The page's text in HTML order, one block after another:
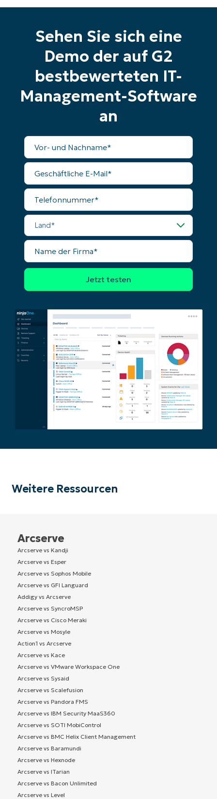
Sehen Sie sich eine
Demo der auf G2
bestbewerteten IT-
Management-Software
an
Vollständiger
Name
Geschäftliche
Mail
Telefonnummer
Land
Name
der
Firma
Weitere Ressourcen
Arcserve
Arcserve vs Kandji
Arcserve vs Esper
Arcserve vs Sophos Mobile
Arcserve vs GFI Languard
Addigy vs Arcserve
Arcserve vs SyncroMSP
Arcserve vs Cisco Meraki
Arcserve vs Mosyle
Action1 vs Arcserve
Arcserve vs Kace
Arcserve vs VMware Workspace One
Arcserve vs Sysaid
Arcserve vs Scalefusion
Arcserve vs Pandora FMS
Arcserve vs IBM Security MaaS360
Arcserve vs SOTI MobiControl
Arcserve vs BMC Helix Client Management
Arcserve vs Baramundi
Arcserve vs Hexnode
Arcserve vs ITarian
Arcserve vs Bacon Unlimited
Arcserve vs Level
alle Funktionen
name*
Company
name*